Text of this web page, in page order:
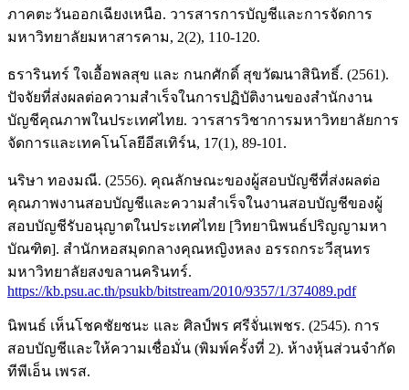
ภาคตะวันออกเฉียงเหนือ. วารสารการบัญชีและการจัดการ
มหาวิทยาลัยมหาสารคาม, 2(2), 110-120.
ธรารินทร์ ใจเอื้อพลสุข และ กนกศักดิ์ สุขวัฒนาสินิทธิ์. (2561).
ปัจจัยที่ส่งผลต่อความสำเร็จในการปฏิบัติงานของสำนักงาน
บัญชีคุณภาพในประเทศไทย. วารสารวิชาการมหาวิทยาลัยการ
จัดการและเทคโนโลยีอีสเทิร์น, 17(1), 89-101.
นริษา ทองมณี. (2556). คุณลักษณะของผู้สอบบัญชีที่ส่งผลต่อ
คุณภาพงานสอบบัญชีและความสำเร็จในงานสอบบัญชีของผู้
สอบบัญชีรับอนุญาตในประเทศไทย [วิทยานิพนธ์ปริญญามหา
บัณฑิต]. สำนักหอสมุดกลางคุณหญิงหลง อรรถกระวีสุนทร
มหาวิทยาลัยสงขลานครินทร์.
https://kb.psu.ac.th/psukb/bitstream/2010/9357/1/374089.pdf
นิพนธ์ เห็นโชคชัยชนะ และ ศิลป์พร ศรีจั่นเพชร. (2545). การ
สอบบัญชีและให้ความเชื่อมั่น (พิมพ์ครั้งที่ 2). ห้างหุ้นส่วนจำกัด
ทีพีเอ็น เพรส.